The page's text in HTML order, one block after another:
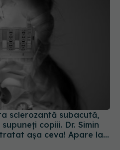
copiii. Dr. Simin
așa ceva! Apare la